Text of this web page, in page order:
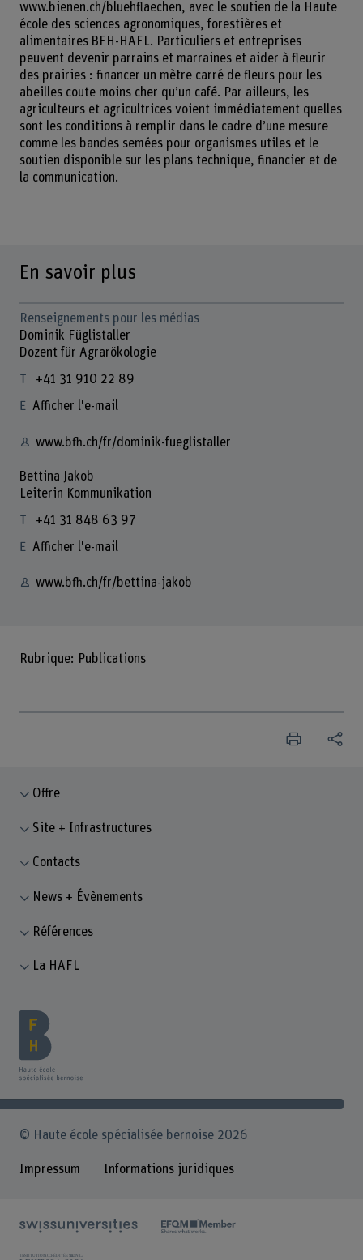
www.bienen.ch/bluehflaechen, avec le soutien de la Haute
école des sciences agronomiques, forestières et
alimentaires BFH-HAFL. Particuliers et entreprises
peuvent devenir parrains et marraines et aider à fleurir
des prairies : financer un mètre carré de fleurs pour les
abeilles coute moins cher qu’un café. Par ailleurs, les
agriculteurs et agricultrices voient immédiatement quelles
sont les conditions à remplir dans le cadre d’une mesure
comme les bandes semées pour organismes utiles et le
soutien disponible sur les plans technique, financier et de
la communication.
En savoir plus
Renseignements pour les médias
Dominik Füglistaller
Dozent für Agrarökologie
+41 31 910 22 89
Afficher l'e-mail
www.bfh.ch/fr/dominik-fueglistaller
Bettina Jakob
Leiterin Kommunikation
+41 31 848 63 97
Afficher l'e-mail
www.bfh.ch/fr/bettina-jakob
Rubrique: Publications
Offre
Site + Infrastructures
Contacts
News + Évènements
Références
La HAFL
© Haute école spécialisée bernoise 2026
Impressum Informations juridiques